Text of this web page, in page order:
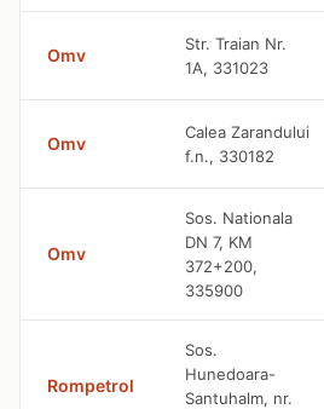
Omv
Str. Traian Nr.
1A, 331023
Omv
Calea Zarandului
f.n., 330182
Omv
Sos. Nationala
DN 7, KM
372+200,
335900
Rompetrol
Sos.
Hunedoara-
Santuhalm, nr.